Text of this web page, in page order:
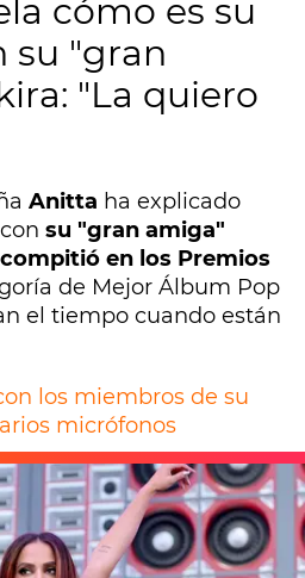
cómo es su
su "gran
"La quiero
Anitta ha explicado
su "gran amiga"
en los Premios
de Mejor Álbum Pop
el tiempo cuando están
los miembros de su
micrófonos